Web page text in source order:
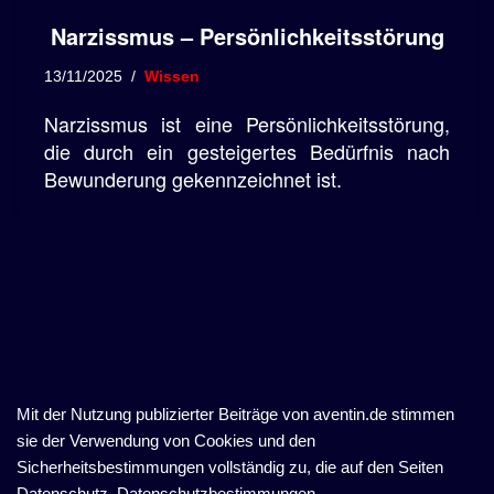
Narzissmus – Persönlichkeitsstörung
13/11/2025 Wissen
Narzissmus ist eine Persönlichkeitsstörung,
die durch ein gesteigertes Bedürfnis nach
Bewunderung gekennzeichnet ist.
Mit der Nutzung publizierter Beiträge von aventin.de stimmen
sie der Verwendung von Cookies und den
Sicherheitsbestimmungen vollständig zu, die auf den Seiten